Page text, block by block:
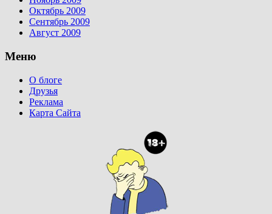
Октябрь 2009
Сентябрь 2009
Август 2009
Меню
О блоге
Друзья
Реклама
Карта Сайта